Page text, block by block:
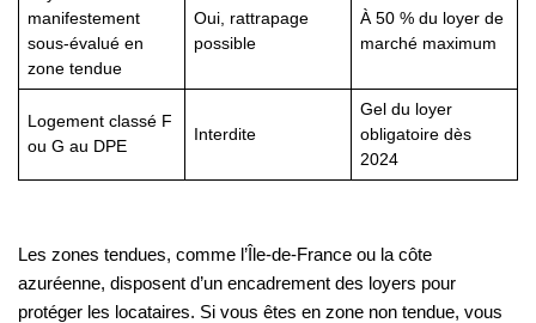
manifestement
sous-évalué en
zone tendue
Oui, rattrapage
possible
À 50 % du loyer de
marché maximum
Logement classé F
ou G au DPE
Interdite
Gel du loyer
obligatoire dès
2024
Les zones tendues, comme l’Île-de-France ou la côte
azuréenne, disposent d’un encadrement des loyers pour
protéger les locataires. Si vous êtes en zone non tendue, vous